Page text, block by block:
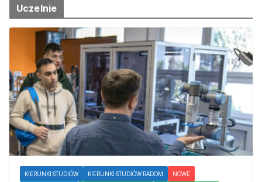
Uczelnie
KIERUNKI STUDIÓW KIERUNKI STUDIÓW RADOM NOWE